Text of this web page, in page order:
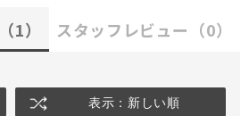
（1） スタッフレビュー （0）
表示：新しい順